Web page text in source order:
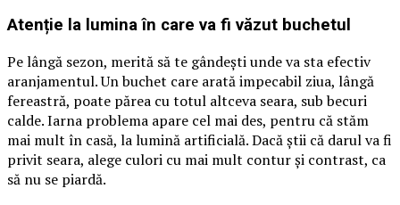
Atenție la lumina în care va fi văzut buchetul
Pe lângă sezon, merită să te gândești unde va sta efectiv
aranjamentul. Un buchet care arată impecabil ziua, lângă
fereastră, poate părea cu totul altceva seara, sub becuri
calde. Iarna problema apare cel mai des, pentru că stăm
mai mult în casă, la lumină artificială. Dacă știi că darul va fi
privit seara, alege culori cu mai mult contur și contrast, ca
să nu se piardă.